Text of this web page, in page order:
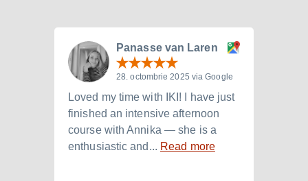
Panasse van Laren
28. octombrie 2025 via Google
Loved my time with IKI! I have just
finished an intensive afternoon
course with Annika — she is a
enthusiastic and... Read more